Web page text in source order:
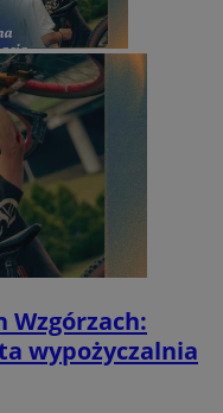
Wzgórzach:
wypożyczalnia